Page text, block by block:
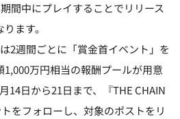
間中にプレイすることでリリース
ます。
2週間ごとに「賞金首イベント」を
万円相当の報酬プールが用意
14日から21日まで、『THE CHAIN
をフォローし、対象のポストをリ